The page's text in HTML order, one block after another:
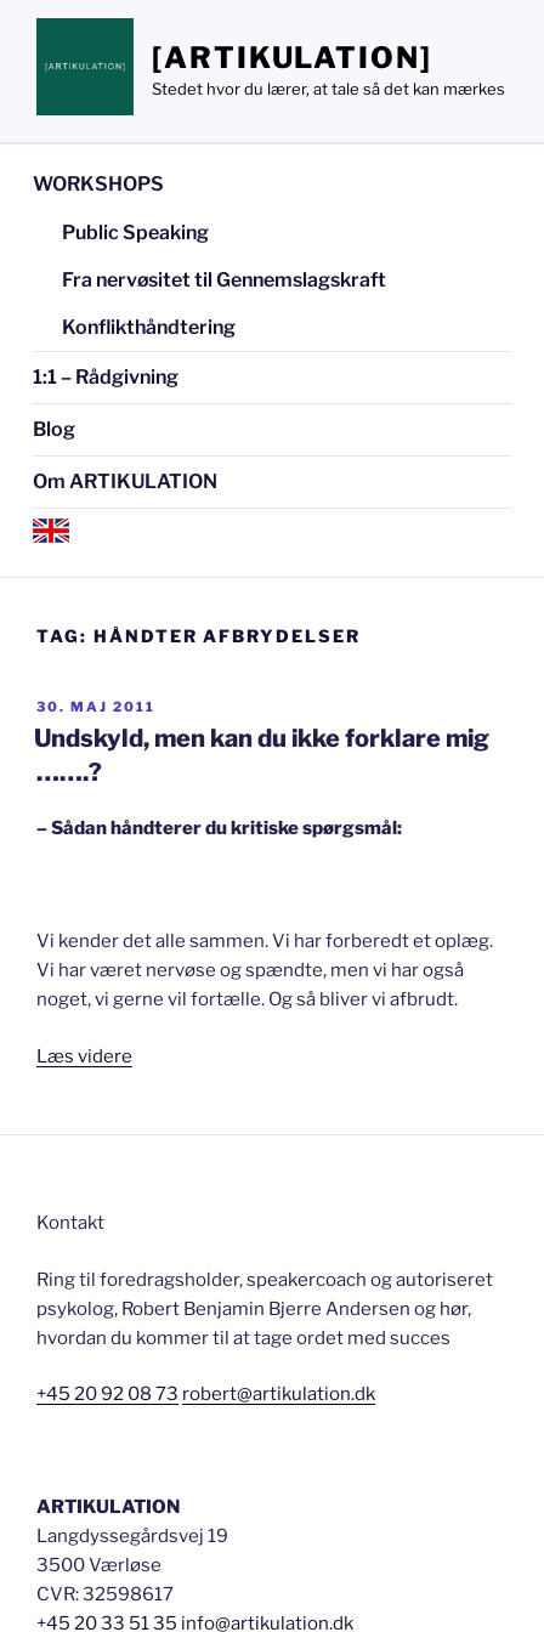
Videre
indhold
[ARTIKULATION]
Stedet hvor du lærer, at tale så det kan mærkes
WORKSHOPS
Public Speaking
Fra nervøsitet til Gennemslagskraft
Konflikthåndtering
1:1 – Rådgivning
Blog
Om ARTIKULATION
TAG: HÅNDTER AFBRYDELSER
UDGIVET
DEN
30. MAJ 2011
Undskyld, men kan du ikke forklare mig
…….?
– Sådan håndterer du kritiske spørgsmål:
Vi kender det alle sammen. Vi har forberedt et oplæg.
Vi har været nervøse og spændte, men vi har også
noget, vi gerne vil fortælle. Og så bliver vi afbrudt.
Læs videre
du
Kontakt
Ring til foredragsholder, speakercoach og autoriseret
psykolog, Robert Benjamin Bjerre Andersen og hør,
hvordan du kommer til at tage ordet med succes
+45 20 92 08 73 robert@artikulation.dk
ARTIKULATION
Langdyssegårdsvej 19
3500 Værløse
CVR: 32598617
+45 20 33 51 35 info@artikulation.dk